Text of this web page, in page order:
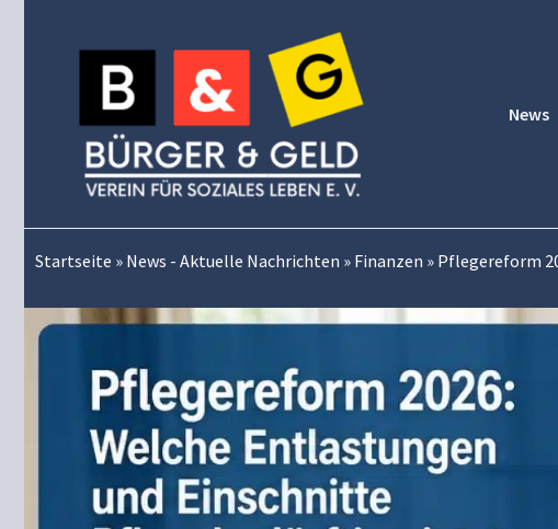
News
Startseite » News - Aktuelle Nachrichten » Finanzen » Pflegereform